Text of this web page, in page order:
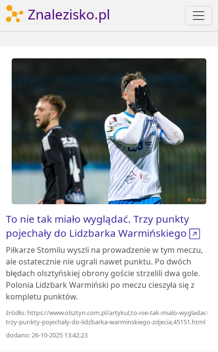
Znalezisko.pl
To nie tak miało wyglądać. Trzy punkty
pojechały do Lidzbarka Warmińskiego
Piłkarze Stomilu wyszli na prowadzenie w tym meczu,
ale ostatecznie nie ugrali nawet punktu. Po dwóch
błędach olsztyńskiej obrony goście strzelili dwa gole.
Polonia Lidzbark Warmiński po meczu cieszyła się z
kompletu punktów.
źródło: https://www.olsztyn.com.pl/artykul,to-nie-tak-mialo-wygladac-
trzy-punkty-pojechaly-do-lidzbarka-warminskiego-zdjecia,45151.html
dodano: 26-10-2025 13:42:23